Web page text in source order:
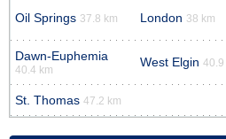
Oil Springs 37.8 km London 38 km
Dawn-Euphemia
40.4 km
West Elgin 40.9
St. Thomas 47.2 km